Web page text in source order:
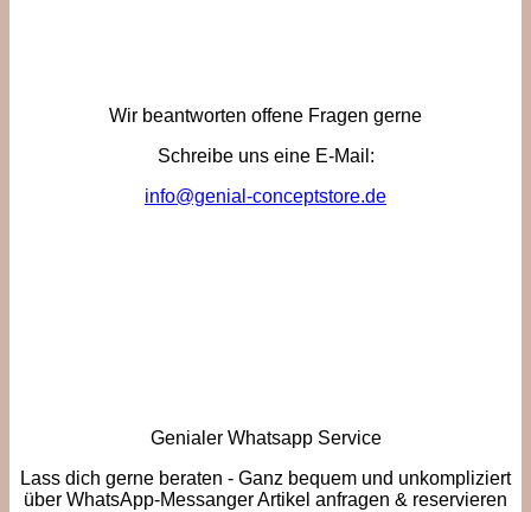
Wir beantworten offene Fragen gerne
Schreibe uns eine E-Mail:
info@genial-conceptstore.de
Genialer Whatsapp Service
Lass dich gerne beraten - Ganz bequem und unkompliziert
über WhatsApp-Messanger Artikel anfragen & reservieren